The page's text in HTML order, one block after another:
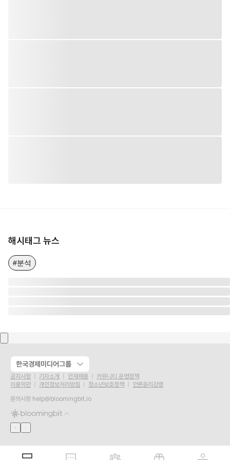
해시태그 뉴스
#분석
한국경제미디어그룹
공지사항 기자소개 인재채용
커뮤니티 운영정책
이용약관
개인정보처리방침 청소년보호정책
언론윤리강령
문의사항 help@bloomingbit.io